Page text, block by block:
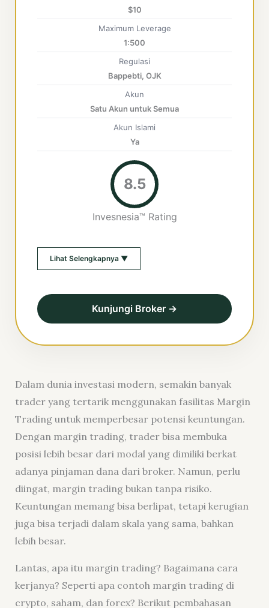
$10
Maximum Leverage
1:500
Regulasi
Bappebti, OJK
Akun
Satu Akun untuk Semua
Akun Islami
Ya
8.5
Invesnesia™ Rating
Lihat Selengkapnya ▼
Kunjungi Broker →
Dalam dunia investasi modern, semakin banyak
trader yang tertarik menggunakan fasilitas Margin
Trading untuk memperbesar potensi keuntungan.
Dengan margin trading, trader bisa membuka
posisi lebih besar dari modal yang dimiliki berkat
adanya pinjaman dana dari broker. Namun, perlu
diingat, margin trading bukan tanpa risiko.
Keuntungan memang bisa berlipat, tetapi kerugian
juga bisa terjadi dalam skala yang sama, bahkan
lebih besar.
Lantas, apa itu margin trading? Bagaimana cara
kerjanya? Seperti apa contoh margin trading di
crypto, saham, dan forex? Berikut pembahasan